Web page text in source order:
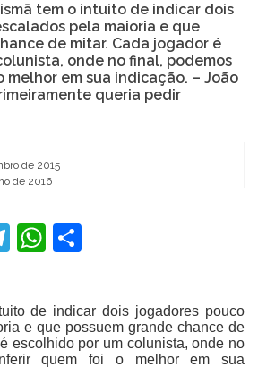
tem o intuito de indicar dois
pela maioria e que
de mitar. Cada jogador é
onde no final, podemos
melhor em sua indicação. – João
queria pedir
de 2015
de 2016
Telegram
WhatsApp
de indicar dois jogadores pouco
e que possuem grande chance de
escolhido por um colunista, onde no
quem foi o melhor em sua